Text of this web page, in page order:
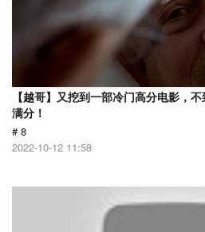
【越哥】又挖到一部冷门高分电影，
满分！
# 8
2022-10-12 11:58